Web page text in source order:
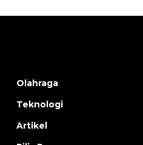
Olahraga
Teknologi
Artikel